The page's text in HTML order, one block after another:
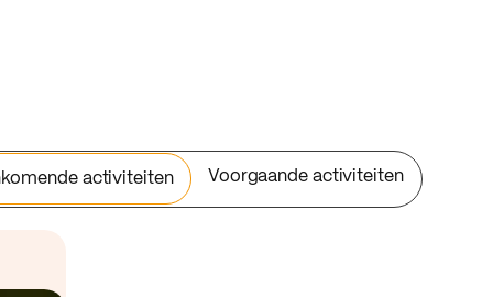
activiteiten Voorgaande activiteiten